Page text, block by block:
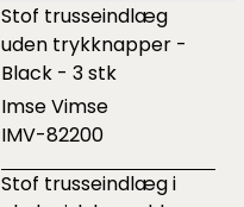
Stof trusseindlæg
uden trykknapper -
Black - 3 stk
Imse Vimse
IMV-82200
Stof trusseindlæg i